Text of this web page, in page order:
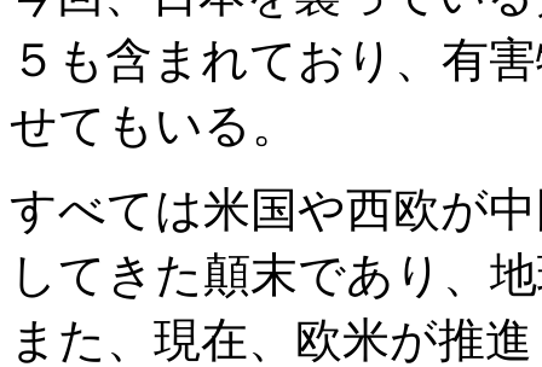
５も含まれており、有
せてもいる。
すべては米国や西欧が
してきた顛末であり、
また、現在、欧米が推